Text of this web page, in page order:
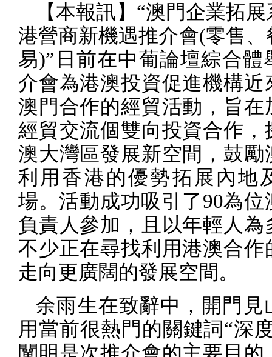
【本報訊】“澳門企業拓
港營商新機遇推介會(零售、
易)”日前在中葡論壇綜合體
介會為港澳投資促進機構近
澳門合作的經貿活動，旨在
經貿交流個雙向投資合作，
澳大灣區發展新空間，鼓勵
利用香港的優勢拓展內地
場。活動成功吸引了90為位
負責人參加，且以年輕人為
不少正在尋找利用港澳合作
走向更廣闊的發展空間。
余雨生在致辭中，開門見
用當前很熱門的關鍵詞“深